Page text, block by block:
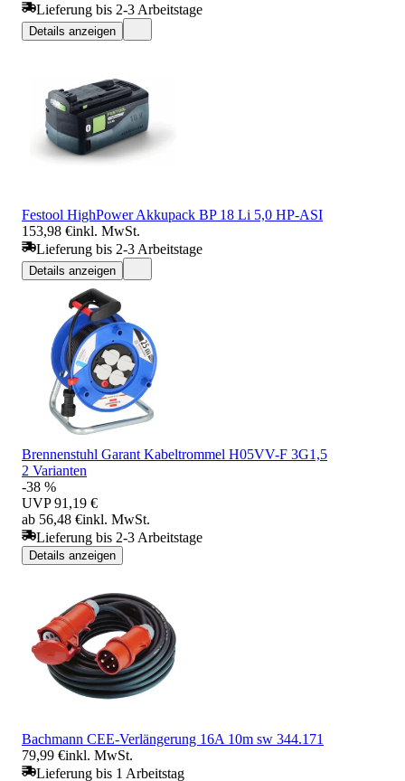
Lieferung bis 2-3 Arbeitstage
Details anzeigen
Festool HighPower Akkupack BP 18 Li 5,0 HP-ASI
153,98 €inkl. MwSt.
Lieferung bis 2-3 Arbeitstage
Details anzeigen
Brennenstuhl Garant Kabeltrommel H05VV-F 3G1,5
2 Varianten
-38 %
UVP 91,19 €
ab 56,48 €inkl. MwSt.
Lieferung bis 2-3 Arbeitstage
Details anzeigen
Bachmann CEE-Verlängerung 16A 10m sw 344.171
79,99 €inkl. MwSt.
Lieferung bis 1 Arbeitstag